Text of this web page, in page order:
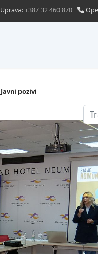
Uprava:+387 32 460 870
Javni pozivi